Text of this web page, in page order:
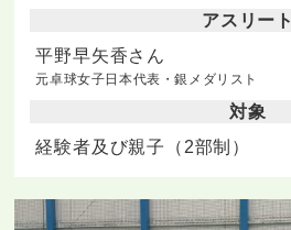
アスリート
平野早矢香さん
元卓球女子日本代表・銀メダリスト
対象
経験者及び親子（2部制）